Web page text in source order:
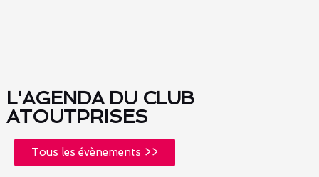
L'AGENDA DU CLUB
ATOUTPRISES
Tous les évènements >>